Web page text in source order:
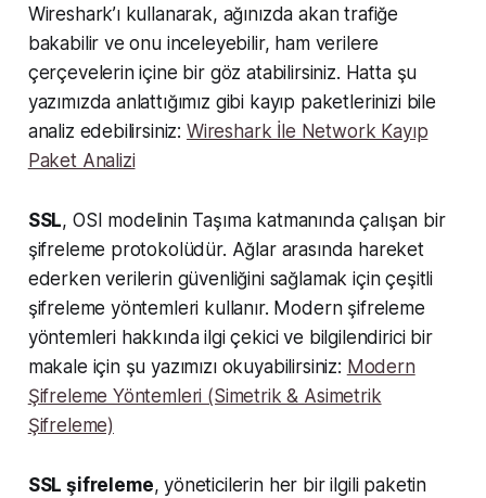
Wireshark’ı kullanarak, ağınızda akan trafiğe
bakabilir ve onu inceleyebilir, ham verilere
çerçevelerin içine bir göz atabilirsiniz. Hatta şu
yazımızda anlattığımız gibi kayıp paketlerinizi bile
analiz edebilirsiniz: Wireshark İle Network Kayıp
Paket Analizi
SSL, OSI modelinin Taşıma katmanında çalışan bir
şifreleme protokolüdür. Ağlar arasında hareket
ederken verilerin güvenliğini sağlamak için çeşitli
şifreleme yöntemleri kullanır. Modern şifreleme
yöntemleri hakkında ilgi çekici ve bilgilendirici bir
makale için şu yazımızı okuyabilirsiniz: Modern
Şifreleme Yöntemleri (Simetrik & Asimetrik
Şifreleme)
SSL şifreleme, yöneticilerin her bir ilgili paketin